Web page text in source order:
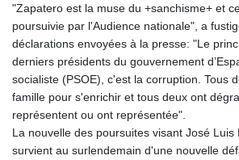
"Zapatero est la muse du +sanchisme+ et
poursuivie par l'Audience nationale", a
déclarations envoyées à la presse: "Le
derniers présidents du gouvernement
socialiste (PSOE), c'est la corruption. Tous
famille pour s'enrichir et tous deux ont
représentent ou ont représentée".
La nouvelle des poursuites visant José
survient au surlendemain d'une nouvelle